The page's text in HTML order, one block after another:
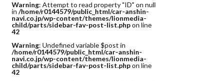
Warning: Attempt to read property "ID" on null
in /home/r0144579/public_html/car-anshin-
navi.co.jp/wp-content/themes/lionmedia-
child/parts/sidebar-fav-post-list.phpon line
42
Warning: Undefined variable $post in
/home/r0144579/public_html/car-anshin-
navi.co.jp/wp-content/themes/lionmedia-
child/parts/sidebar-fav-post-list.phpon line
42